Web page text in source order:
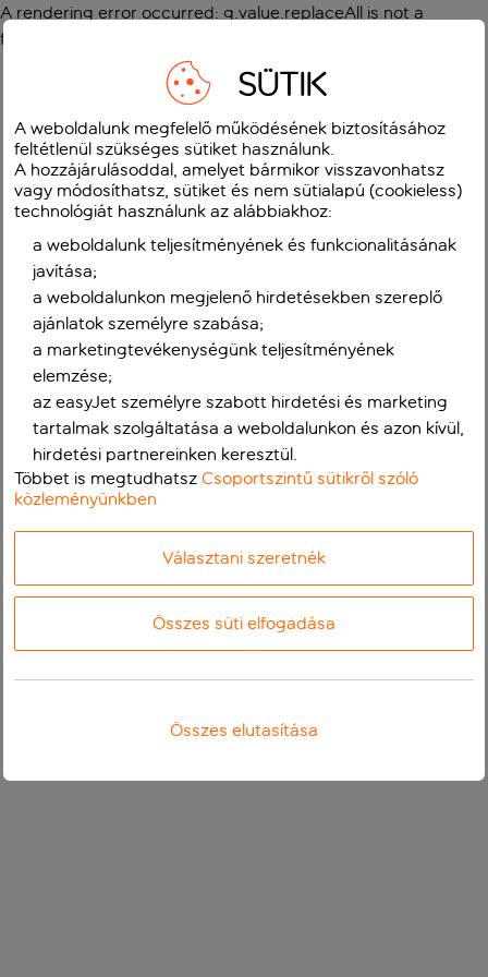
A rendering error occurred: g.value.replaceAll is not a
function
SÜTIK
A weboldalunk megfelelő működésének biztosításához
feltétlenül szükséges sütiket használunk.
A hozzájárulásoddal, amelyet bármikor visszavonhatsz
vagy módosíthatsz, sütiket és nem sütialapú (cookieless)
technológiát használunk az alábbiakhoz:
a weboldalunk teljesítményének és funkcionalitásának
javítása;
a weboldalunkon megjelenő hirdetésekben szereplő
ajánlatok személyre szabása;
a marketingtevékenységünk teljesítményének
elemzése;
az easyJet személyre szabott hirdetési és marketing
tartalmak szolgáltatása a weboldalunkon és azon kívül,
hirdetési partnereinken keresztül.
Többet is megtudhatszCsoportszintű sütikről szóló
közleményünkben
Választani szeretnék
Összes süti elfogadása
Összes elutasítása